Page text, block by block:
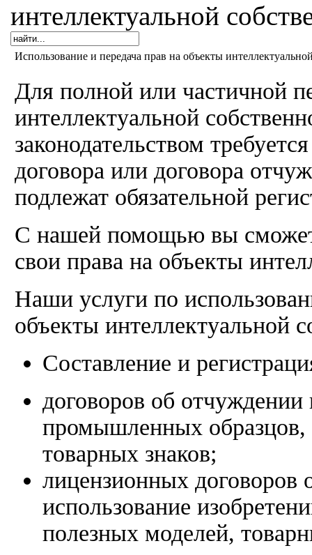
интеллектуальной
Использование и передача прав на объекты
Для полной или частичной
интеллектуальной
законодательством
договора или договора
подлежат обязательной
С нашей помощью вы
свои права на объекты
Наши услуги по
объекты интеллектуальной
Составление и
договоров об отчуждении
промышленных образцов,
товарных знаков;
лицензионных договоров
использование
полезных моделей,